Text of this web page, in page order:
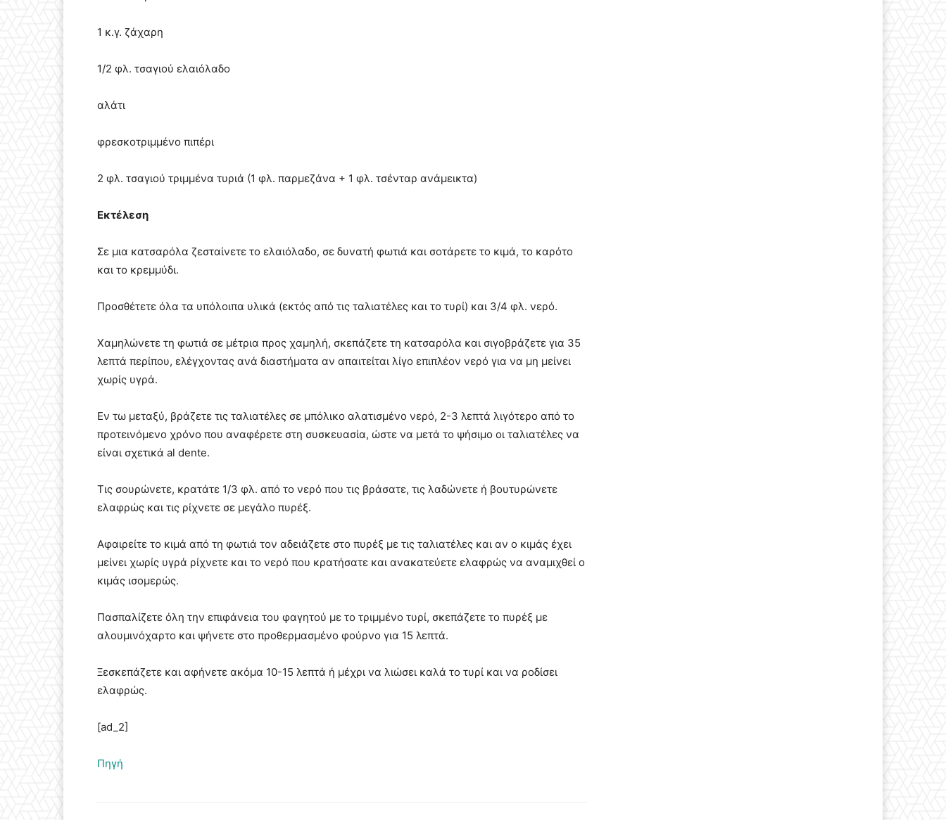
1 κ.γ. ζάχαρη
1/2 φλ. τσαγιού ελαιόλαδο
αλάτι
φρεσκοτριμμένο πιπέρι
2 φλ. τσαγιού τριμμένα τυριά (1 φλ. παρμεζάνα + 1 φλ. τσένταρ ανάμεικτα)
Εκτέλεση
Σε μια κατσαρόλα ζεσταίνετε το ελαιόλαδο, σε δυνατή φωτιά και σοτάρετε το κιμά, το καρότο
και το κρεμμύδι.
Προσθέτετε όλα τα υπόλοιπα υλικά (εκτός από τις ταλιατέλες και το τυρί) και 3/4 φλ. νερό.
Χαμηλώνετε τη φωτιά σε μέτρια προς χαμηλή, σκεπάζετε τη κατσαρόλα και σιγοβράζετε για 35
λεπτά περίπου, ελέγχοντας ανά διαστήματα αν απαιτείται λίγο επιπλέον νερό για να μη μείνει
χωρίς υγρά.
Εν τω μεταξύ, βράζετε τις ταλιατέλες σε μπόλικο αλατισμένο νερό, 2-3 λεπτά λιγότερο από το
προτεινόμενο χρόνο που αναφέρετε στη συσκευασία, ώστε να μετά το ψήσιμο οι ταλιατέλες να
είναι σχετικά al dente.
Τις σουρώνετε, κρατάτε 1/3 φλ. από το νερό που τις βράσατε, τις λαδώνετε ή βουτυρώνετε
ελαφρώς και τις ρίχνετε σε μεγάλο πυρέξ.
Αφαιρείτε το κιμά από τη φωτιά τον αδειάζετε στο πυρέξ με τις ταλιατέλες και αν ο κιμάς έχει
μείνει χωρίς υγρά ρίχνετε και το νερό που κρατήσατε και ανακατεύετε ελαφρώς να αναμιχθεί ο
κιμάς ισομερώς.
Πασπαλίζετε όλη την επιφάνεια του φαγητού με το τριμμένο τυρί, σκεπάζετε το πυρέξ με
αλουμινόχαρτο και ψήνετε στο προθερμασμένο φούρνο για 15 λεπτά.
Ξεσκεπάζετε και αφήνετε ακόμα 10-15 λεπτά ή μέχρι να λιώσει καλά το τυρί και να ροδίσει
ελαφρώς.
[ad_2]
Πηγή